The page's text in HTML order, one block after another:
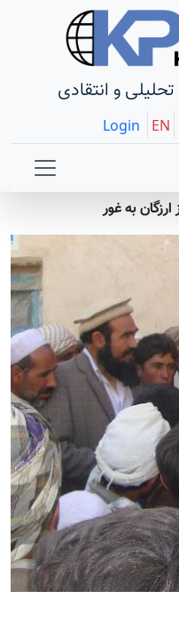
و انتقادی
Login EN
ارزگان به غور